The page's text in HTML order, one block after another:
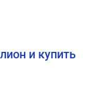
и купить